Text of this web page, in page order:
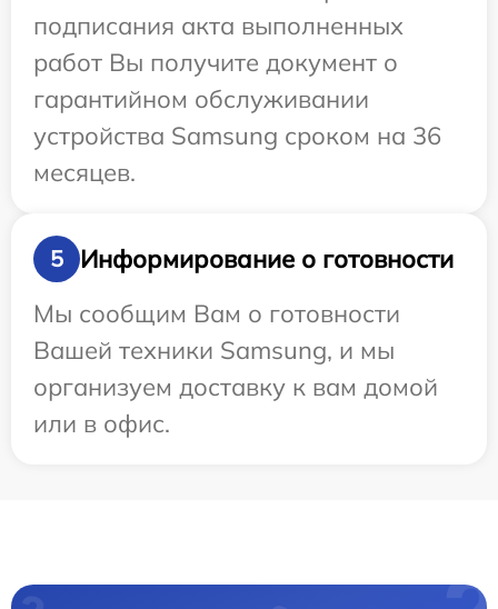
подписания акта выполненных
работ Вы получите документ о
гарантийном обслуживании
устройства Samsung сроком на 36
месяцев.
5
Информирование о готовности
Мы сообщим Вам о готовности
Вашей техники Samsung, и мы
организуем доставку к вам домой
или в офис.